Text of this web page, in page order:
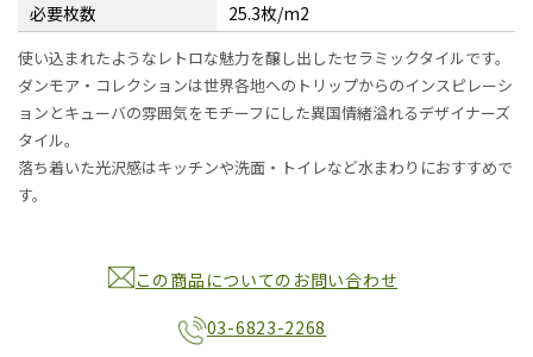
必要枚数
25.3枚/m2
使い込まれたようなレトロな魅力を醸し出したセラミックタイルです。
ダンモア・コレクションは世界各地へのトリップからのインスピレーシ
ョンとキューバの雰囲気をモチーフにした異国情緒溢れるデザイナーズ
タイル。
落ち着いた光沢感はキッチンや洗面・トイレなど水まわりにおすすめで
す。
この商品についてのお問い合わせ
03-6823-2268